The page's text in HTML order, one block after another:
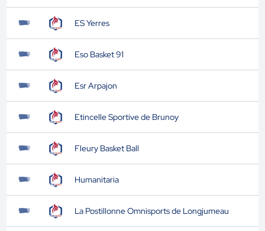
ES Yerres
Eso Basket 91
Esr Arpajon
Etincelle Sportive de Brunoy
Fleury Basket Ball
Humanitaria
La Postillonne Omnisports de Longjumeau